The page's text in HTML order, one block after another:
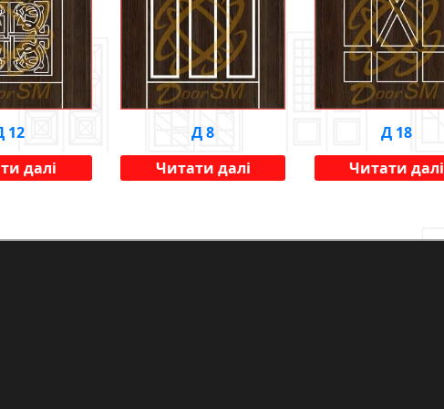
12
далі
Д 8
Читати далі
Д 18
Читати далі